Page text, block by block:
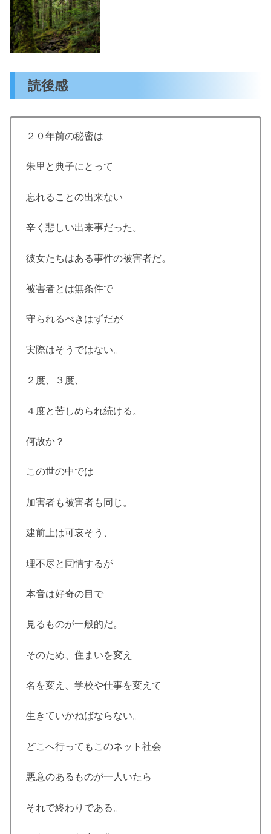
読後感
２０年前の秘密は
朱里と典子にとって
忘れることの出来ない
辛く悲しい出来事だった。
彼女たちはある事件の被害者だ。
被害者とは無条件で
守られるべきはずだが
実際はそうではない。
２度、３度、
４度と苦しめられ続ける。
何故か？
この世の中では
加害者も被害者も同じ。
建前上は可哀そう、
理不尽と同情するが
本音は好奇の目で
見るものが一般的だ。
そのため、住まいを変え
名を変え、学校や仕事を変えて
生きていかねばならない。
どこへ行ってもこのネット社会
悪意のあるものが一人いたら
それで終わりである。